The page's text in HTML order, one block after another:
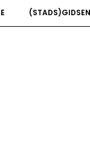
(STADS)GIDSEN